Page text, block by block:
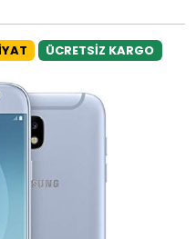
ÜCRETSİZ KARGO